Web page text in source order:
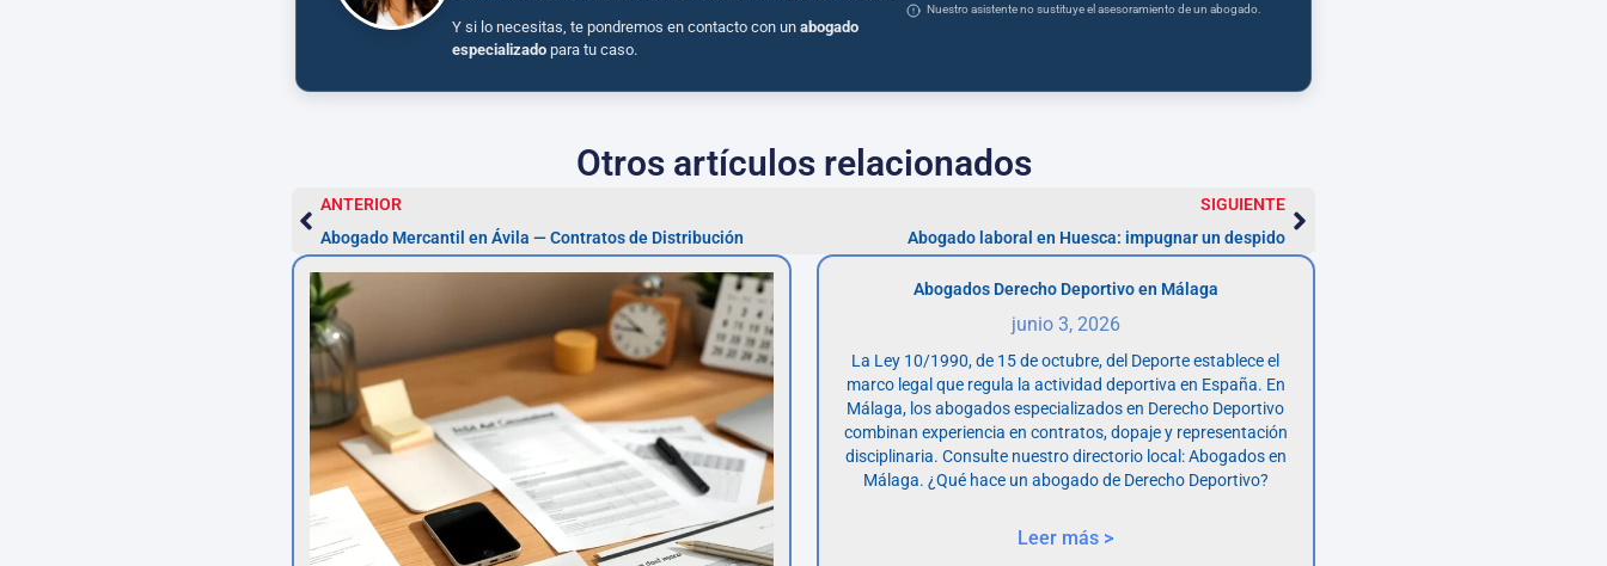
Y si lo necesitas, te pondremos en contacto con un abogado
especializado para tu caso.
Nuestro asistente no sustituye el asesoramiento de un abogado.
Otros artículos relacionados
ANTERIOR
Abogado Mercantil en Ávila — Contratos de Distribución
SIGUIENTE
Abogado laboral en Huesca: impugnar un despido
Abogados Derecho Deportivo en Málaga
junio 3, 2026
La Ley 10/1990, de 15 de octubre, del Deporte establece el
marco legal que regula la actividad deportiva en España. En
Málaga, los abogados especializados en Derecho Deportivo
combinan experiencia en contratos, dopaje y representación
disciplinaria. Consulte nuestro directorio local: Abogados en
Málaga. ¿Qué hace un abogado de Derecho Deportivo?
Leer más >